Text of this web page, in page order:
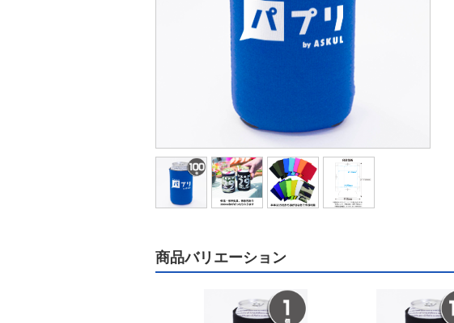
商品バリエーション